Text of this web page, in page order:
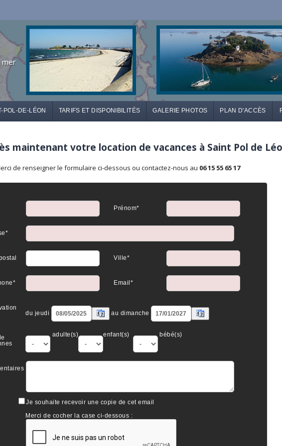
mer
POL-DE-LÉON TARIFS ET DISPONIBILITÉS GALERIE PHOTOS PLAN D'ACCÈS
maintenant votre location de vacances à Saint Pol de
de renseigner le formulaire ci-dessous ou contactez-nous au 06 15 55 65 17
Prénom*
Ville*
Email*
du jeudi au dimanche
adulte(s) enfant(s) bébé(s)
Je souhaite recevoir une copie de cet email
Merci de cocher la case ci-dessous :